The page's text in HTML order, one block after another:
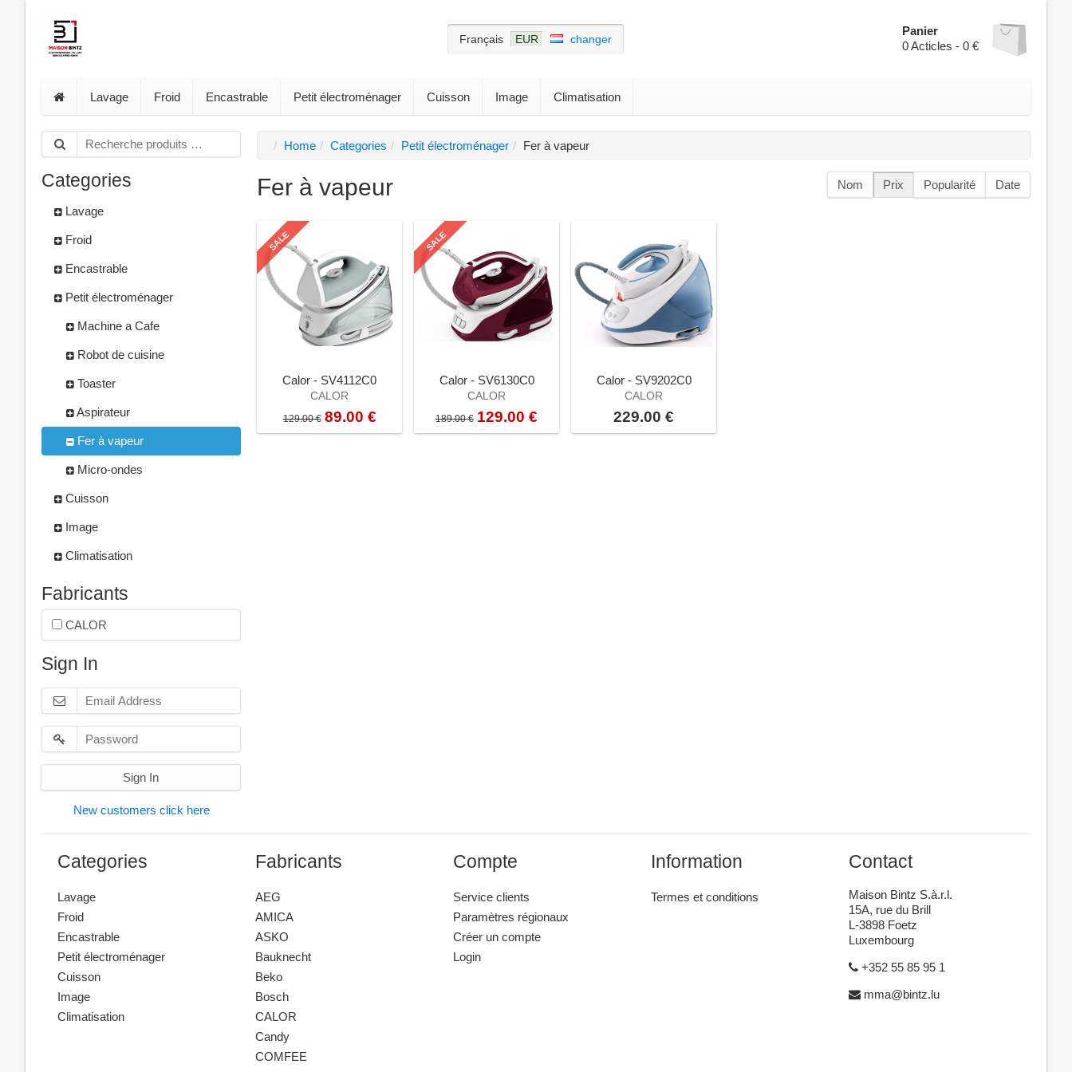
Français EUR changer
Panier
0Acticles - 0 €
Lavage Froid Encastrable Petit électroménager Cuisson Image Climatisation
Categories
Lavage
Froid
Encastrable
Petit électroménager
Machine a Cafe
Robot de cuisine
Toaster
Aspirateur
Fer à vapeur
Micro-ondes
Cuisson
Image
Climatisation
Fabricants
CALOR
Sign In
Sign In
New customers click here
Home Categories Petit électroménager Fer à vapeur
Nom Prix Popularité Date
Fer à vapeur
SALE
Calor - SV4112C0
CALOR
129.00 € 89.00 €
SALE
Calor - SV6130C0
CALOR
189.00 € 129.00 €
Calor - SV9202C0
CALOR
229.00 €
Categories
Lavage
Froid
Encastrable
Petit électroménager
Cuisson
Image
Climatisation
Fabricants
AEG
AMICA
ASKO
Bauknecht
Beko
Bosch
CALOR
Candy
COMFEE
Compte
Service clients
Paramètres régionaux
Créer un compte
Login
Information
Termes et conditions
Contact
Maison Bintz S.à.r.l.
15A, rue du Brill
L-3898 Foetz
Luxembourg
+352 55 85 95 1
mma@bintz.lu